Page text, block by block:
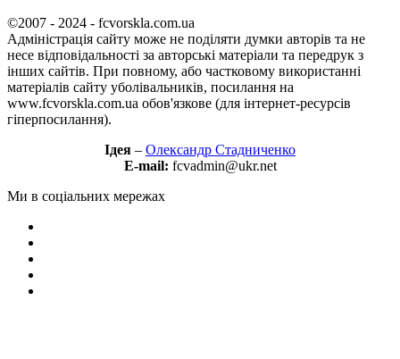
©2007 - 2024 - fcvorskla.com.ua
Адміністрація сайту може не поділяти думки авторів та не
несе відповідальності за авторські матеріали та передрук з
інших сайтів. При повному, або частковому використанні
матеріалів сайту уболівальників, посилання на
www.fcvorskla.com.ua обов'язкове (для інтернет-ресурсів
гіперпосилання).
Ідея – Олександр Стадниченко
E-mail: fcvadmin@ukr.net
Ми в соціальних мережах